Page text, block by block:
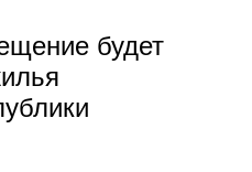
будет